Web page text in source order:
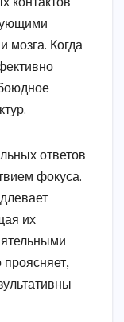
контактов
мозга. Когда
ответов
фокуса.
их